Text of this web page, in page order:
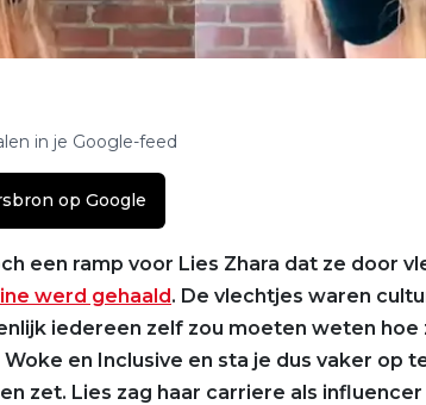
in je Google-feed
op Google
een ramp voor Lies Zhara dat ze door
werd gehaald. De vlechtjes waren
iedereen zelf zou moeten weten hoe
Woke en Inclusive en sta je dus vaker op
zet. Lies zag haar carriere als